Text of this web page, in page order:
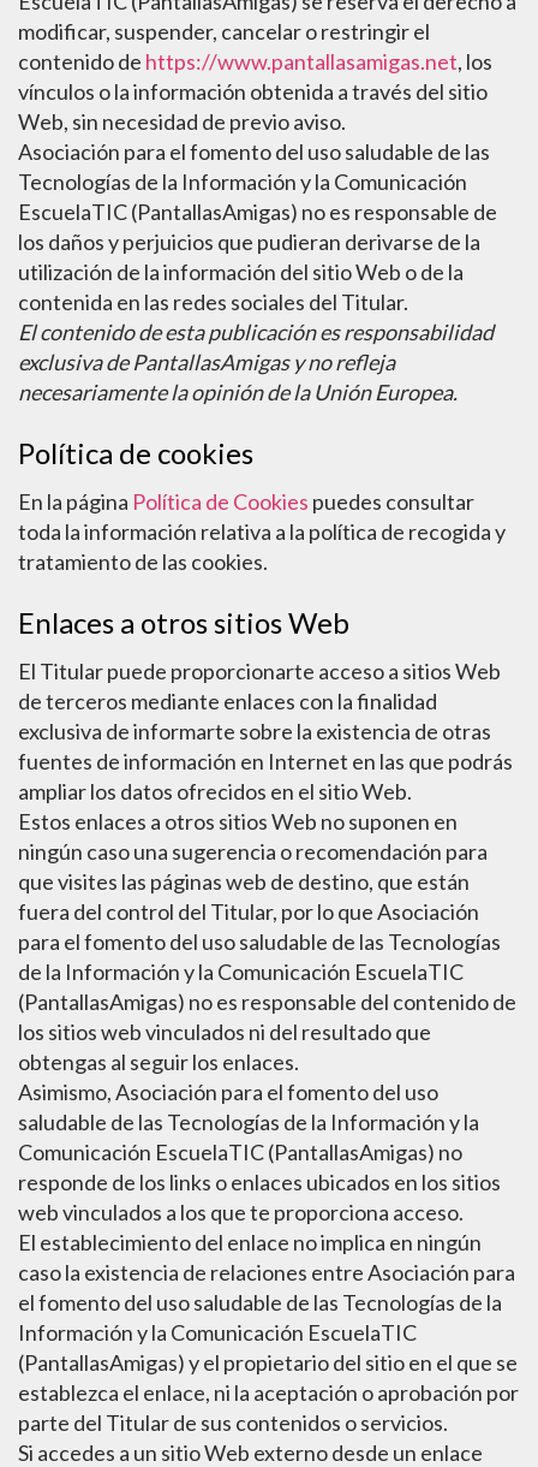
modificar, suspender, cancelar o restringir el
contenido de https://www.pantallasamigas.net, los
vínculos o la información obtenida a través del sitio
Web, sin necesidad de previo aviso.
Asociación para el fomento del uso saludable de las
Tecnologías de la Información y la Comunicación
EscuelaTIC (PantallasAmigas) no es responsable de
los daños y perjuicios que pudieran derivarse de la
utilización de la información del sitio Web o de la
contenida en las redes sociales del Titular.
El contenido de esta publicación es responsabilidad
exclusiva de PantallasAmigas y no refleja
necesariamente la opinión de la Unión Europea.
Política de cookies
En la página Política de Cookies puedes consultar
toda la información relativa a la política de recogida y
tratamiento de las cookies.
Enlaces a otros sitios Web
El Titular puede proporcionarte acceso a sitios Web
de terceros mediante enlaces con la finalidad
exclusiva de informarte sobre la existencia de otras
fuentes de información en Internet en las que podrás
ampliar los datos ofrecidos en el sitio Web.
Estos enlaces a otros sitios Web no suponen en
ningún caso una sugerencia o recomendación para
que visites las páginas web de destino, que están
fuera del control del Titular, por lo que Asociación
para el fomento del uso saludable de las Tecnologías
de la Información y la Comunicación EscuelaTIC
(PantallasAmigas) no es responsable del contenido de
los sitios web vinculados ni del resultado que
obtengas al seguir los enlaces.
Asimismo, Asociación para el fomento del uso
saludable de las Tecnologías de la Información y la
Comunicación EscuelaTIC (PantallasAmigas) no
responde de los links o enlaces ubicados en los sitios
web vinculados a los que te proporciona acceso.
El establecimiento del enlace no implica en ningún
caso la existencia de relaciones entre Asociación para
el fomento del uso saludable de las Tecnologías de la
Información y la Comunicación EscuelaTIC
(PantallasAmigas) y el propietario del sitio en el que se
establezca el enlace, ni la aceptación o aprobación por
parte del Titular de sus contenidos o servicios.
Si accedes a un sitio Web externo desde un enlace